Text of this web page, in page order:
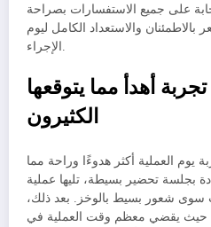
على جميع الاستفسارات بصراحة
والاستعداد الكامل ليوم
الإجراء.
أهدأ مما يتوقعها
الكثيرون
يوم العملية أكثر هدوءًا وراحة مما
بجلسة تحضير بسيطة، تليها عملية
سوى شعور بسيط بالوخز. بعد ذلك،
حيث يقضي معظم وقت العملية في